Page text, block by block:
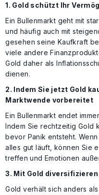
1. Gold schützt Ihr
Ein Bullenmarkt geht mit
und häufig auch mit
gesehen seine Kaufkraft
viele andere
Gold daher als
dienen.
2. Indem Sie jetzt Gold
Marktwende vorbereitet
Ein Bullenmarkt endet
Indem Sie rechtzeitig Gold
bevor Panik entsteht.
alles gut läuft, können Sie
treffen und Emotionen
3. Mit Gold diversifizieren
Gold verhält sich anders